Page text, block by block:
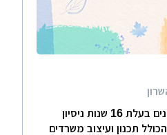
טלי מאיר פיק, מעצבת פנים בעלת 16 שנות ניסיון
תכנון ועיצוב משרדים